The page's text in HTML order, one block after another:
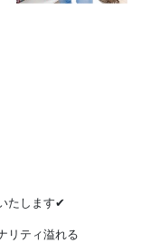
たします✔
リティ溢れる